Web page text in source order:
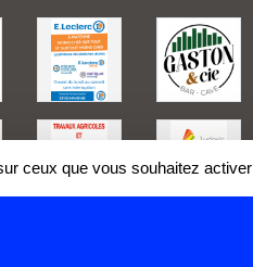
ceux que vous souhaitez activer